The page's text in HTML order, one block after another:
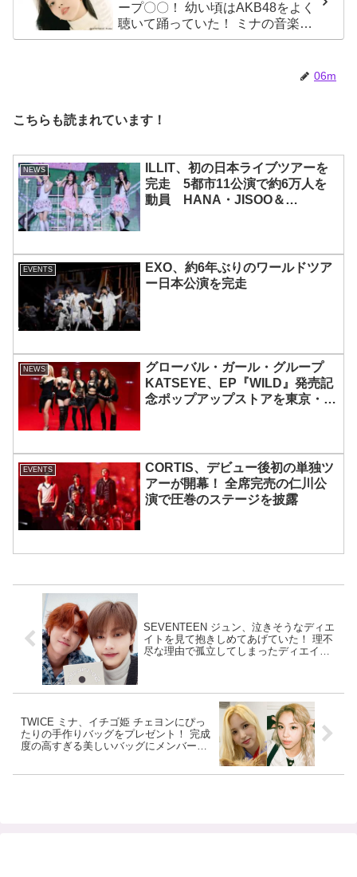
ープ〇〇！ 幼い頃はAKB48をよく
聴いて踊っていた！ ミナの音楽の
趣味が明らかに
06m
こちらも読まれています！
NEWS
ILLIT、初の日本ライブツアーを
完走 5都市11公演で約6万人を
動員 HANA・JISOO＆
EVENTS
EXO、約6年ぶりのワールドツア
ー日本公演を完走
NEWS
グローバル・ガール・グループ
KATSEYE、EP『WILD』発売記
念ポップアップストアを東京・原
EVENTS
CORTIS、デビュー後初の単独ツ
アーが開幕！ 全席完売の仁川公
演で圧巻のステージを披露
SEVENTEEN ジュン、泣きそうなディエ
イトを見て抱きしめてあげていた！ 理不
尽な理由で孤立してしまったディエイト
TWICE ミナ、イチゴ姫 チェヨンにぴっ
たりの手作りバッグをプレゼント！ 完成
度の高すぎる美しいバッグにメンバーも